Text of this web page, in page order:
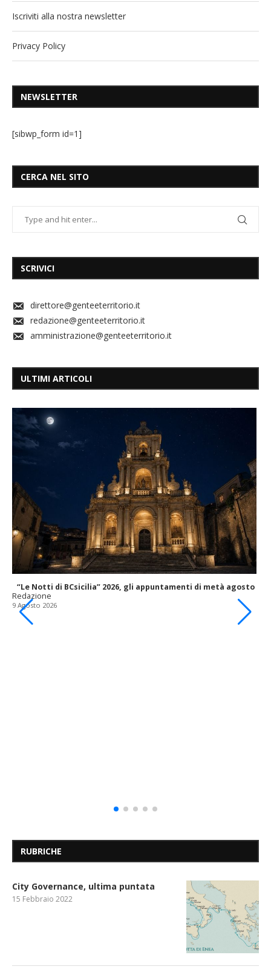
Iscriviti alla nostra newsletter
Privacy Policy
NEWSLETTER
[sibwp_form id=1]
CERCA NEL SITO
SCRIVICI
direttore@genteeterritorio.it
redazione@genteeterritorio.it
amministrazione@genteeterritorio.it
ULTIMI ARTICOLI
“Le Notti di BCsicilia” 2026, gli appuntamenti di metà agosto
Redazione
9 Agosto 2026
RUBRICHE
City Governance, ultima puntata
15 Febbraio 2022